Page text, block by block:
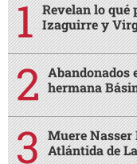
Revelan lo qué
Izaguirre y
Abandonados
hermana
Muere Nasser
Atlántida de